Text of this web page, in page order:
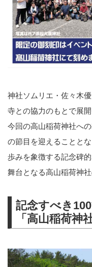
神社ソムリエ・佐々木
寺との協力のもとで展
今回の高山稲荷神社へ
の節目を迎えることと
歩みを象徴する記念碑
舞台となる高山稲荷神
記念すべき
「高山稲荷神社